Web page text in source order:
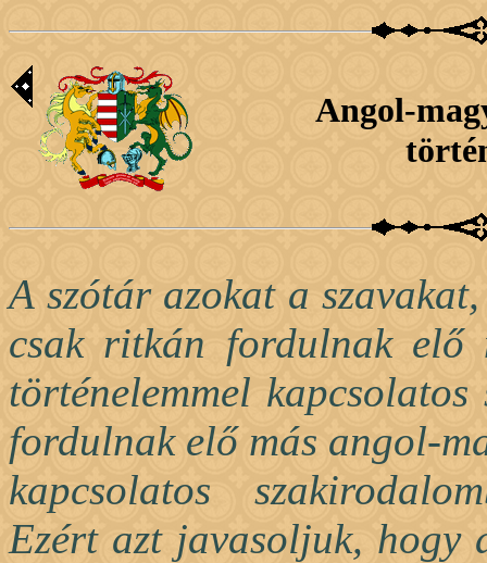
Angol-
A szótár azokat a
csak ritkán fordulnak elő
történelemmel
fordulnak elő más angol-
kapcsolatos
Ezért azt javasoljuk, hogy